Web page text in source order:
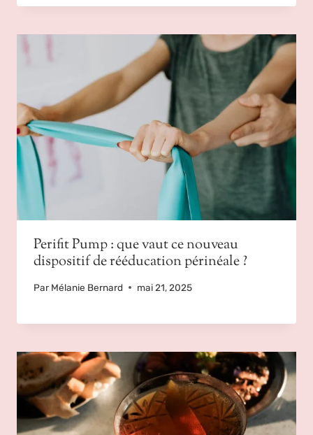
Perifit Pump : que vaut ce nouveau
dispositif de rééducation périnéale ?
Par Mélanie Bernard mai 21, 2025